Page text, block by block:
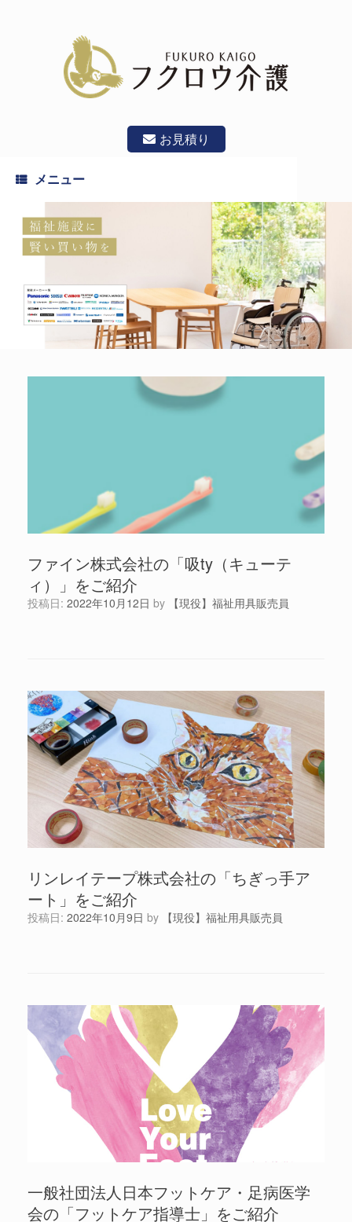
お見積り
メニュー
ファイン株式会社の「吸ty（キューテ
ィ）」をご紹介
投稿日: 2022年10月12日 by 【現役】福祉用具販売員
リンレイテープ株式会社の「ちぎっ手ア
ート」をご紹介
投稿日: 2022年10月9日 by 【現役】福祉用具販売員
一般社団法人日本フットケア・足病医学
会の「フットケア指導士」をご紹介